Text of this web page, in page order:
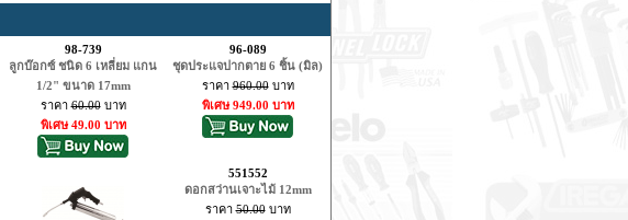
98-739
ลูกบ๊อกซ์ ชนิด 6 เหลี่ยม แกน
1/2" ขนาด 17mm
ราคา60.00บาท
พิเศษ 49.00 บาท
96-089
ชุดประแจปากตาย 6 ชิ้น (มิล)
ราคา960.00บาท
พิเศษ 949.00 บาท
551552
ดอกสว่านเจาะไม้ 12mm
ราคา50.00บาท